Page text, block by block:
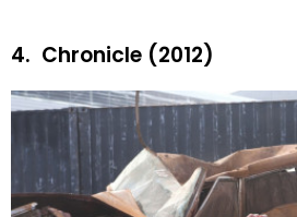
4. Chronicle (2012)